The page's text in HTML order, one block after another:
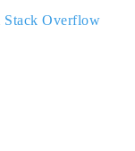
Stack Overflow